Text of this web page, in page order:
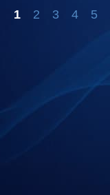
1 2 3 4 5